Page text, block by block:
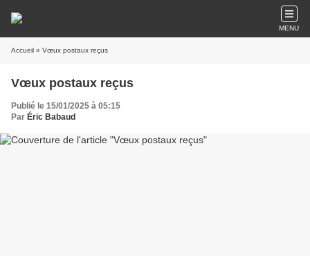
MENU
Accueil » Vœux postaux reçus
Vœux postaux reçus
Publié le 15/01/2025 à 05:15
Par Éric Babaud